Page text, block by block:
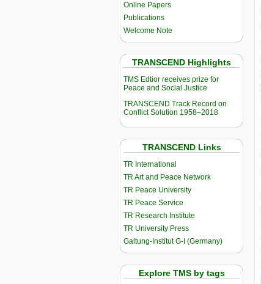
Online Papers
Publications
Welcome Note
TRANSCEND Highlights
TMS Edtior receives prize for
Peace and Social Justice
TRANSCEND Track Record on
Conflict Solution 1958–2018
TRANSCEND Links
TR International
TR Art and Peace Network
TR Peace University
TR Peace Service
TR Research Institute
TR University Press
Galtung-Institut G-I (Germany)
Explore TMS by tags